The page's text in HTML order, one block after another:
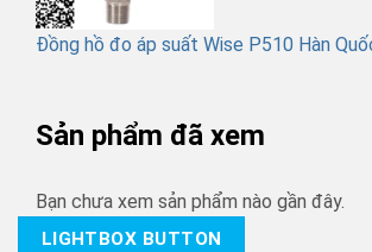
Đồng hồ đo áp suất Wise P510 Hàn
Sản phẩm đã xem
Bạn chưa xem sản phẩm nào gần đây.
LIGHTBOX BUTTON